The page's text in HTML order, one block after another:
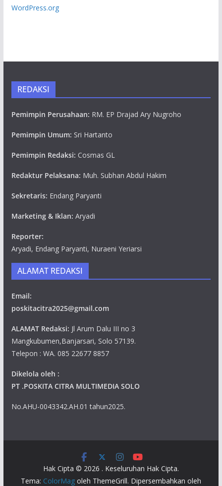
WordPress.org
REDAKSI
Pemimpin Perusahaan: RM. EP Drajad Ary Nugroho
Pemimpin Umum: Sri Hartanto
Pemimpin Redaksi: Cosmas GL
Redaktur Pelaksana: Muh. Subhan Abdul Hakim
Sekretaris: Endang Paryanti
Marketing & Iklan: Aryadi
Reporter:
Aryadi, Endang Paryanti, Nuraeni Yeriarsi
ALAMAT REDAKSI
Email:
poskitacitra2025@gmail.com
ALAMAT Redaksi: Jl Arum Dalu III no 3
Mangkubumen,Banjarsari, Solo 57139.
Telepon : WA. 085 22677 8857
Dikelola oleh :
PT .POSKITA CITRA MULTIMEDIA SOLO
No.AHU-0043342.AH.01 tahun2025.
Hak Cipta © 2026 . Keseluruhan Hak Cipta.
Tema: ColorMagoleh ThemeGrill. Dipersembahkan oleh